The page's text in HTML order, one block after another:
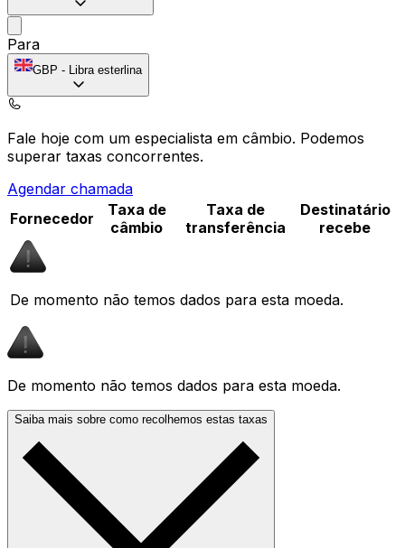
Para
GBP - Libra esterlina
Fale hoje com um especialista em câmbio. Podemos
superar taxas concorrentes.
Agendar chamada
Fornecedor
Taxa de
câmbio
Taxa de
transferência
Destinatário
recebe
De momento não temos dados para esta moeda.
De momento não temos dados para esta moeda.
Saiba mais sobre como recolhemos estas taxas